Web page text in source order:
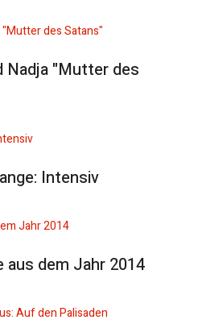
Nadja "Mutter des
Intensiv
aus dem Jahr 2014